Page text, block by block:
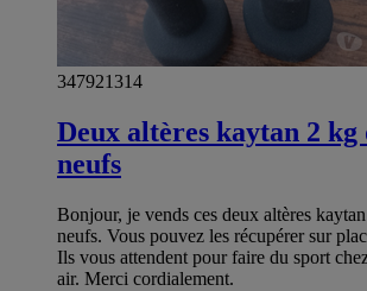
347921314
Deux altères kaytan 2 kg
neufs
Bonjour, je vends ces deux altères
neufs. Vous pouvez les récupérer sur
Ils vous attendent pour faire du sport
air. Merci cordialement.